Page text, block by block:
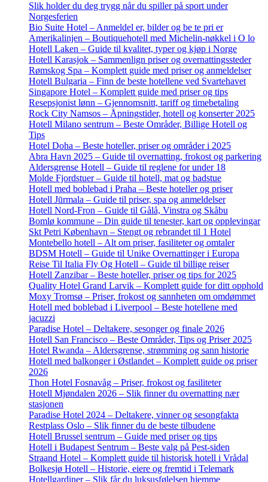
Slik holder du deg trygg når du spiller på sport under
Norgesferien
Bio Suite Hotel – Anmeldel er, bilder og be te pri er
Amerikalinjen – Boutiquehotell med Michelin-nøkkel i O lo
Hotell Laken – Guide til kvalitet, typer og kjøp i Norge
Hotell Karasjok – Sammenlign priser og overnattingssteder
Rømskog Spa – Komplett guide med priser og anmeldelser
Hotell Bulgaria – Finn de beste hotellene ved Svartehavet
Singapore Hotel – Komplett guide med priser og tips
Resepsjonist lønn – Gjennomsnitt, tariff og timebetaling
Rock City Namsos – Åpningstider, hotell og konserter 2025
Hotell Milano sentrum – Beste Områder, Billige Hotell og
Tips
Hotel Doha – Beste hoteller, priser og områder i 2025
Abra Havn 2025 – Guide til overnatting, frokost og parkering
Aldersgrense Hotell – Guide til reglene for under 18
Molde Fjordstuer – Guide til hotell, mat og badstue
Hotell med boblebad i Praha – Beste hoteller og priser
Hotell Jūrmala – Guide til priser, spa og anmeldelser
Hotell Nord-Fron – Guide til Gålå, Vinstra og Skåbu
Bomlø kommune – Din guide til tenester, kart og opplevingar
Skt Petri København – Stengt og rebrandet til 1 Hotel
Montebello hotell – Alt om priser, fasiliteter og omtaler
BDSM Hotell – Guide til Unike Overnattinger i Europa
Reise Til Italia Fly Og Hotell – Guide til billige reiser
Hotell Zanzibar – Beste hoteller, priser og tips for 2025
Quality Hotel Grand Larvik – Komplett guide for ditt opphold
Moxy Tromsø – Priser, frokost og sannheten om omdømmet
Hotell med boblebad i Liverpool – Beste hotellene med
jacuzzi
Paradise Hotel – Deltakere, sesonger og finale 2026
Hotell San Francisco – Beste Områder, Tips og Priser 2025
Hotel Rwanda – Aldersgrense, strømming og sann historie
Hotell med balkonger i Østlandet – Komplett guide og priser
2026
Thon Hotel Fosnavåg – Priser, frokost og fasiliteter
Hotell Mjøndalen 2026 – Slik finner du overnatting nær
stasjonen
Paradise Hotel 2024 – Deltakere, vinner og sesongfakta
Restplass Oslo – Slik finner du de beste tilbudene
Hotell Brussel sentrum – Guide med priser og tips
Hotell i Budapest Sentrum – Beste valg på Pest-siden
Straand Hotel – Komplett guide til historisk hotell i Vrådal
Bolkesjø Hotell – Historie, eiere og fremtid i Telemark
Hotellgardiner – Slik får du luksusfølelsen hjemme